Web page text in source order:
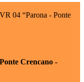
04 “Parona - Ponte
Crencano -